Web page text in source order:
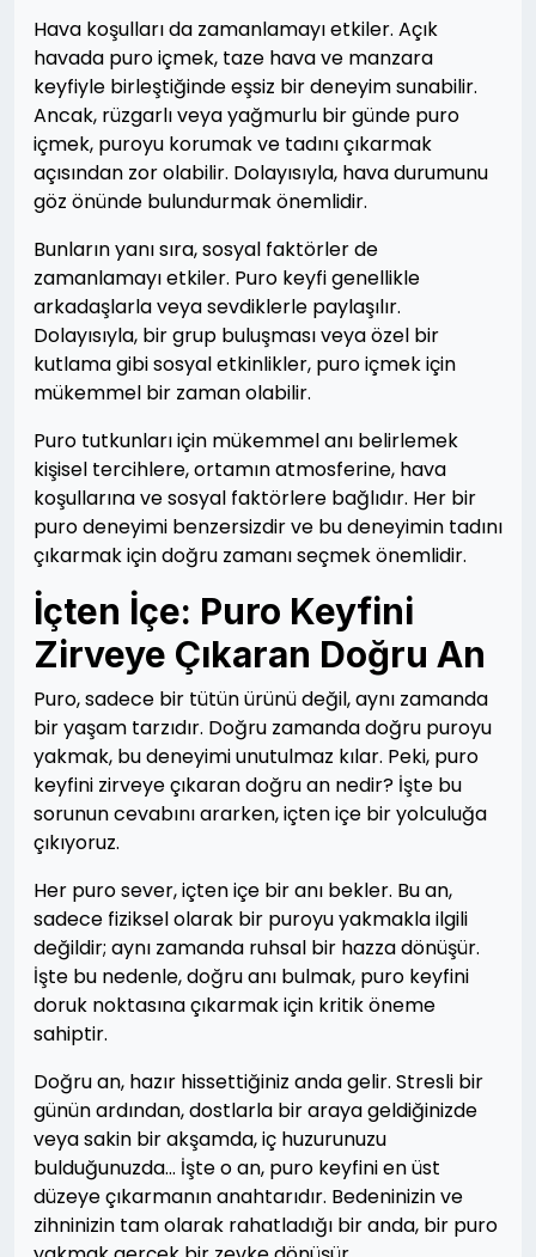
Hava koşulları da zamanlamayı etkiler. Açık
havada puro içmek, taze hava ve manzara
keyfiyle birleştiğinde eşsiz bir deneyim sunabilir.
Ancak, rüzgarlı veya yağmurlu bir günde puro
içmek, puroyu korumak ve tadını çıkarmak
açısından zor olabilir. Dolayısıyla, hava durumunu
göz önünde bulundurmak önemlidir.
Bunların yanı sıra, sosyal faktörler de
zamanlamayı etkiler. Puro keyfi genellikle
arkadaşlarla veya sevdiklerle paylaşılır.
Dolayısıyla, bir grup buluşması veya özel bir
kutlama gibi sosyal etkinlikler, puro içmek için
mükemmel bir zaman olabilir.
Puro tutkunları için mükemmel anı belirlemek
kişisel tercihlere, ortamın atmosferine, hava
koşullarına ve sosyal faktörlere bağlıdır. Her bir
puro deneyimi benzersizdir ve bu deneyimin tadını
çıkarmak için doğru zamanı seçmek önemlidir.
İçten İçe: Puro Keyfini
Zirveye Çıkaran Doğru An
Puro, sadece bir tütün ürünü değil, aynı zamanda
bir yaşam tarzıdır. Doğru zamanda doğru puroyu
yakmak, bu deneyimi unutulmaz kılar. Peki, puro
keyfini zirveye çıkaran doğru an nedir? İşte bu
sorunun cevabını ararken, içten içe bir yolculuğa
çıkıyoruz.
Her puro sever, içten içe bir anı bekler. Bu an,
sadece fiziksel olarak bir puroyu yakmakla ilgili
değildir; aynı zamanda ruhsal bir hazza dönüşür.
İşte bu nedenle, doğru anı bulmak, puro keyfini
doruk noktasına çıkarmak için kritik öneme
sahiptir.
Doğru an, hazır hissettiğiniz anda gelir. Stresli bir
günün ardından, dostlarla bir araya geldiğinizde
veya sakin bir akşamda, iç huzurunuzu
bulduğunuzda… İşte o an, puro keyfini en üst
düzeye çıkarmanın anahtarıdır. Bedeninizin ve
zihninizin tam olarak rahatladığı bir anda, bir puro